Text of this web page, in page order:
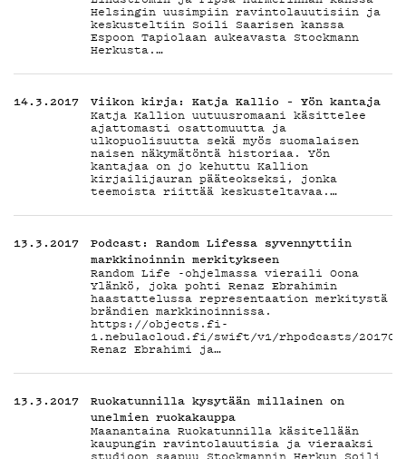
G
Helsingin uusimpiin ravintolauutisiin ja
keskusteltiin Soili Saarisen kanssa
Espoon Tapiolaan aukeavasta Stockmann
Herkusta.…
14.3.2017 Viikon kirja: Katja Kallio – Yön kantaja
Katja Kallion uutuusromaani käsittelee
ajattomasti osattomuutta ja
ulkopuolisuutta sekä myös suomalaisen
naisen näkymätöntä historiaa. Yön
kantajaa on jo kehuttu Kallion
kirjailijauran pääteokseksi, jonka
teemoista riittää keskusteltavaa.…
13.3.2017
Podcast: Random Lifessa syvennyttiin
markkinoinnin merkitykseen
Random Life -ohjelmassa vieraili Oona
Ylänkö, joka pohti Renaz Ebrahimin
haastattelussa representaation merkitystä
brändien markkinoinnissa.
https://objects.fi-
1.nebulacloud.fi/swift/v1/rhpodcasts/
Renaz Ebrahimi ja…
13.3.2017
Ruokatunnilla kysytään millainen on
unelmien ruokakauppa
Maanantaina Ruokatunnilla käsitellään
kaupungin ravintolauutisia ja vieraaksi
studioon saapuu Stockmannin Herkun Soili